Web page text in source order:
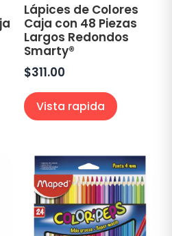
Lápices de Colores
Caja con 48 Piezas
Largos Redondos
Smarty®
$311.00
Vista rapida